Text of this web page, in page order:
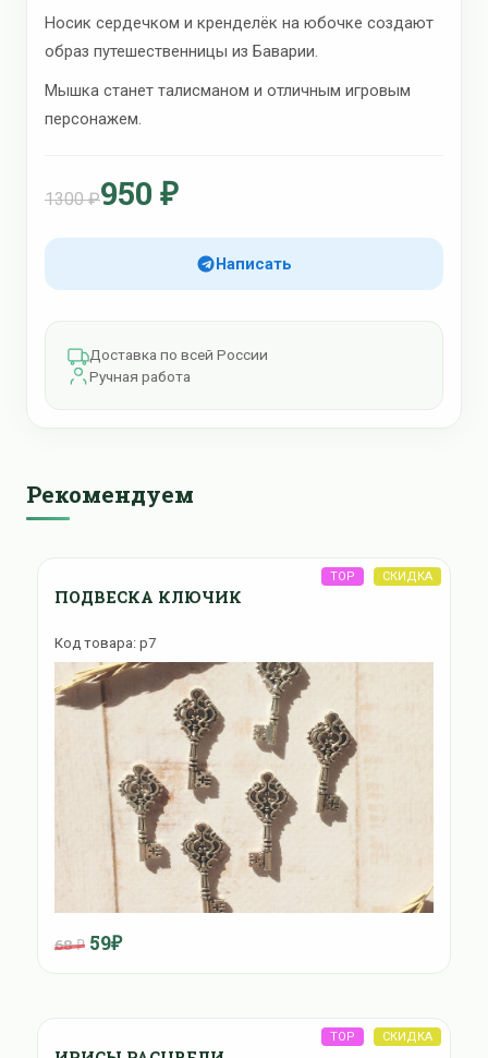
Носик сердечком и кренделёк на юбочке создают
образ путешественницы из Баварии.
Мышка станет талисманом и отличным игровым
персонажем.
1300 ₽950 ₽
Написать
Доставка по всей России
Ручная работа
Рекомендуем
ПОДВЕСКА КЛЮЧИК
Код товара: p7
68 ₽ 59₽